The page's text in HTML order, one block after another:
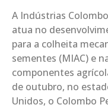
A Indústrias
atua no
para a colheita
sementes (MIAC) e
componentes
de outubro, no
Unidos, o Colombo